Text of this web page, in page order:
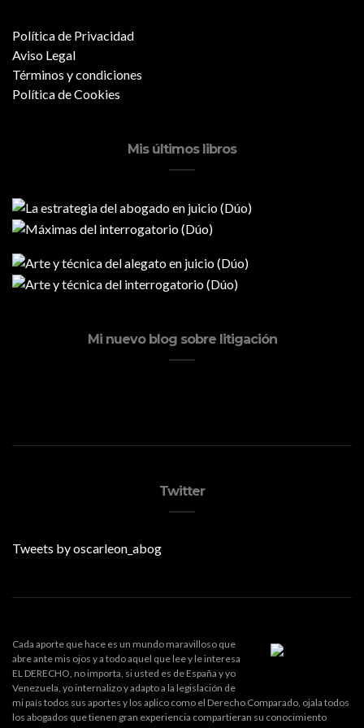
Política de Privacidad
Aviso Legal
Términos y condiciones
Política de Cookies
Mis últimos libros
Mi nuevo blog sobre litigación
Twitter
Tweets by oscarleon_abog
Cada aporte que hace es un mundo maravilloso que
abre ante mis ojos y a todo aquel que lee y le interesa
EL DERECHO, no importa, si usted es de España y yo
Venezuela, yo internalizo y adapto a la legislación de
mi país todos sus aportes y los aplico como el Derecho Comparado, ojala todos
los abogados que tienen gran experiencia compartieran su conocimiento